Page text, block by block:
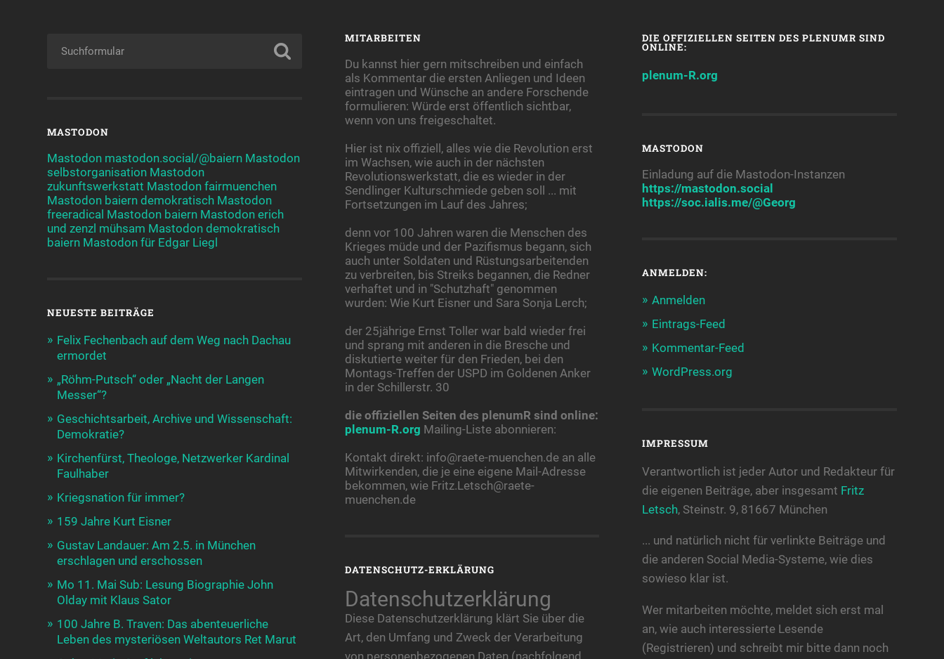
MASTODON
Mastodon mastodon.social/@baiern Mastodon
selbstorganisation Mastodon
zukunftswerkstatt Mastodon fairmuenchen
Mastodon baiern demokratisch Mastodon
freeradical Mastodon baiern Mastodon erich
und zenzl mühsam Mastodon demokratisch
baiern Mastodon für Edgar Liegl
NEUESTE BEITRÄGE
Felix Fechenbach auf dem Weg nach Dachau
ermordet
„Röhm-Putsch“ oder „Nacht der Langen
Messer“?
Geschichtsarbeit, Archive und Wissenschaft:
Demokratie?
Kirchenfürst, Theologe, Netzwerker Kardinal
Faulhaber
Kriegsnation für immer?
159 Jahre Kurt Eisner
Gustav Landauer: Am 2.5. in München
erschlagen und erschossen
Mo 11. Mai Sub: Lesung Biographie John
Olday mit Klaus Sator
100 Jahre B. Traven: Das abenteuerliche
Leben des mysteriösen Weltautors Ret Marut
MITARBEITEN
Du kannst hier gern mitschreiben und einfach
als Kommentar die ersten Anliegen und Ideen
eintragen und Wünsche an andere Forschende
formulieren: Würde erst öffentlich sichtbar,
wenn von uns freigeschaltet.
Hier ist nix offiziell, alles wie die Revolution erst
im Wachsen, wie auch in der nächsten
Revolutionswerkstatt, die es wieder in der
Sendlinger Kulturschmiede geben soll ... mit
Fortsetzungen im Lauf des Jahres;
denn vor 100 Jahren waren die Menschen des
Krieges müde und der Pazifismus begann, sich
auch unter Soldaten und Rüstungsarbeitenden
zu verbreiten, bis Streiks begannen, die Redner
verhaftet und in "Schutzhaft" genommen
wurden: Wie Kurt Eisner und Sara Sonja Lerch;
der 25jährige Ernst Toller war bald wieder frei
und sprang mit anderen in die Bresche und
diskutierte weiter für den Frieden, bei den
Montags-Treffen der USPD im Goldenen Anker
in der Schillerstr. 30
die offiziellen Seiten des plenumR sind online:
plenum-R.org Mailing-Liste abonnieren:
Kontakt direkt: info@raete-muenchen.de an alle
Mitwirkenden, die je eine eigene Mail-Adresse
bekommen, wie Fritz.Letsch@raete-
muenchen.de
DATENSCHUTZ-ERKLÄRUNG
Datenschutzerklärung
Diese Datenschutzerklärung klärt Sie über die
Art, den Umfang und Zweck der Verarbeitung
DIE OFFIZIELLEN SEITEN DES PLENUMR SIND
ONLINE:
plenum-R.org
MASTODON
Einladung auf die Mastodon-Instanzen
https://mastodon.social
https://soc.ialis.me/@Georg
ANMELDEN:
Anmelden
Eintrags-Feed
Kommentar-Feed
WordPress.org
IMPRESSUM
Verantwortlich ist jeder Autor und Redakteur für
die eigenen Beiträge, aber insgesamt Fritz
Letsch, Steinstr. 9, 81667 München
... und natürlich nicht für verlinkte Beiträge und
die anderen Social Media-Systeme, wie dies
sowieso klar ist.
Wer mitarbeiten möchte, meldet sich erst mal
an, wie auch interessierte Lesende
(Registrieren) und schreibt mir bitte dann noch